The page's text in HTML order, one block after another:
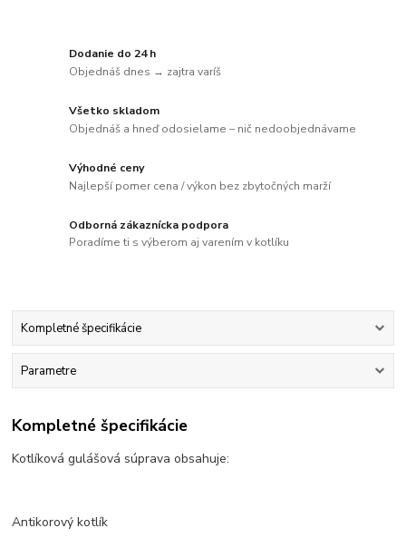
Dodanie do 24 h
Objednáš dnes → zajtra varíš
Všetko skladom
Objednáš a hneď odosielame – nič nedoobjednávame
Výhodné ceny
Najlepší pomer cena / výkon bez zbytočných marží
Odborná zákaznícka podpora
Poradíme ti s výberom aj varením v kotlíku
Kompletné špecifikácie
Parametre
Kompletné špecifikácie
Kotlíková gulášová súprava obsahuje:
Antikorový kotlík